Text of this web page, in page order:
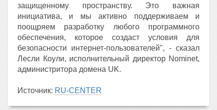
защищенному пространству. Это важная
инициатива, и мы активно поддерживаем и
поощряем разработку любого программного
обеспечения, которое создаст условия для
безопасности интернет-пользователей", - сказал
Лесли Коули, исполнительный директор Nominet,
администритора домена UK.
Источник: RU-CENTER